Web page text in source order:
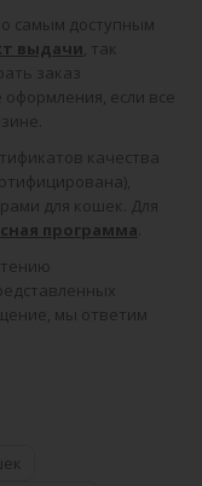
самым доступным
выдачи, так
заказ
если все
качества
для кошек. Для
программа
мы ответим